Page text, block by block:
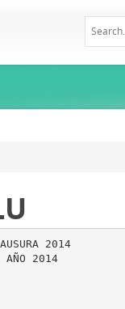
2014
AÑO 2014